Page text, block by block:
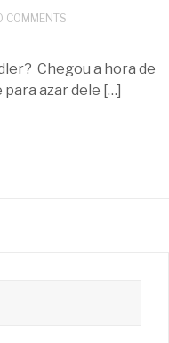
COMMENTS
Chegou a hora de
azar dele […]